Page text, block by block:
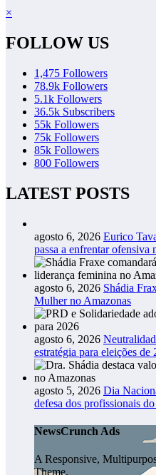
×
FOLLOW US
1,475 Followers
78.9k Followers
5.1k Followers
36.5k Subscribers
55k Followers
75k Followers
85k Followers
800 Followers
LATEST POSTS
agosto 6, 2026 Eurico
passa a enfrentar ofensiva
agosto 6, 2026 Shádia
Mulher no Amazonas
agosto 6, 2026
estratégia para eleições de
agosto 5, 2026 Dia
defesa dos profissionais
NewsCrunch Ads
A Responsive,
Theme.